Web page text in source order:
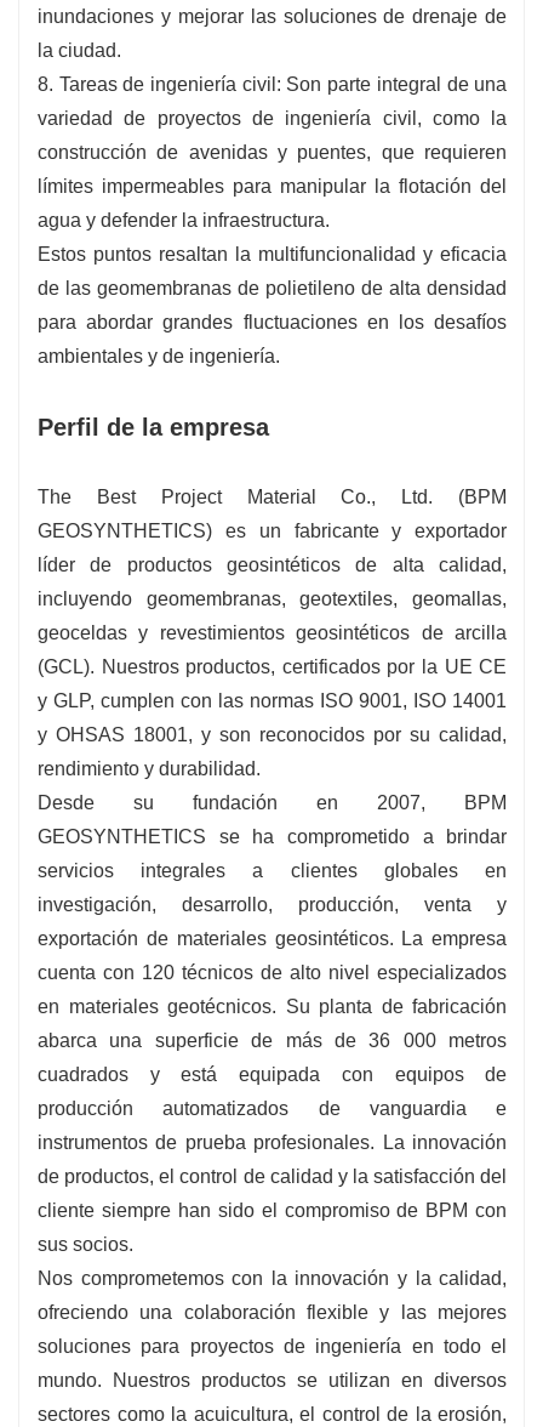
inundaciones y mejorar las soluciones de drenaje de
la ciudad.
8. Tareas de ingeniería civil: Son parte integral de una
variedad de proyectos de ingeniería civil, como la
construcción de avenidas y puentes, que requieren
límites impermeables para manipular la flotación del
agua y defender la infraestructura.
Estos puntos resaltan la multifuncionalidad y eficacia
de las geomembranas de polietileno de alta densidad
para abordar grandes fluctuaciones en los desafíos
ambientales y de ingeniería.
Perfil de la empresa
The Best Project Material Co., Ltd. (BPM
GEOSYNTHETICS) es un fabricante y exportador
líder de productos geosintéticos de alta calidad,
incluyendo geomembranas, geotextiles, geomallas,
geoceldas y revestimientos geosintéticos de arcilla
(GCL). Nuestros productos, certificados por la UE CE
y GLP, cumplen con las normas ISO 9001, ISO 14001
y OHSAS 18001, y son reconocidos por su calidad,
rendimiento y durabilidad.
Desde su fundación en 2007, BPM
GEOSYNTHETICS se ha comprometido a brindar
servicios integrales a clientes globales en
investigación, desarrollo, producción, venta y
exportación de materiales geosintéticos. La empresa
cuenta con 120 técnicos de alto nivel especializados
en materiales geotécnicos. Su planta de fabricación
abarca una superficie de más de 36 000 metros
cuadrados y está equipada con equipos de
producción automatizados de vanguardia e
instrumentos de prueba profesionales. La innovación
de productos, el control de calidad y la satisfacción del
cliente siempre han sido el compromiso de BPM con
sus socios.
Nos comprometemos con la innovación y la calidad,
ofreciendo una colaboración flexible y las mejores
soluciones para proyectos de ingeniería en todo el
mundo. Nuestros productos se utilizan en diversos
sectores como la acuicultura, el control de la erosión,